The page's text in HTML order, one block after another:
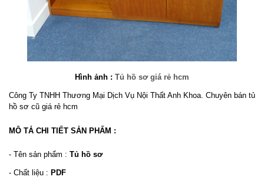
Hình ảnh : Tủ hồ sơ giá rẻ hcm
Công Ty TNHH Thương Mại Dịch Vụ Nội Thất Anh Khoa. Chuyên bán tủ
hồ sơ cũ giá rẻ hcm
MÔ TẢ CHI TIẾT SẢN PHẨM :
- Tên sản phẩm : Tủ hồ sơ
- Chất liệu : PDF